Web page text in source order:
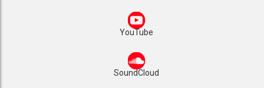
YouTube
SoundCloud